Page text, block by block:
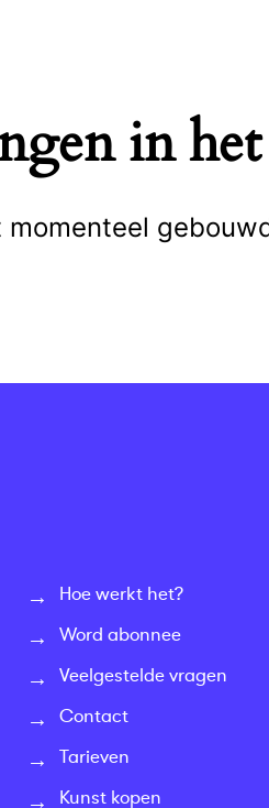
in
Hoe werkt het?
Word abonnee
Veelgestelde vragen
Contact
Tarieven
Kunst kopen